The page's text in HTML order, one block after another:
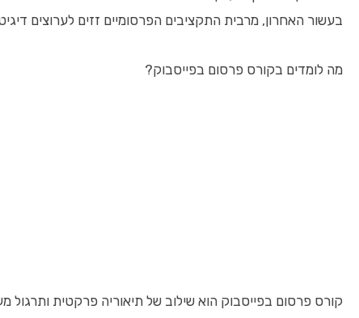
בעשור האחרון, מרבית התקציבים הפרסומיים זזים לערוצים
מה לומדים בקורס פרסום בפייסבוק?
קורס פרסום בפייסבוק הוא שילוב של תיאוריה פרקטית